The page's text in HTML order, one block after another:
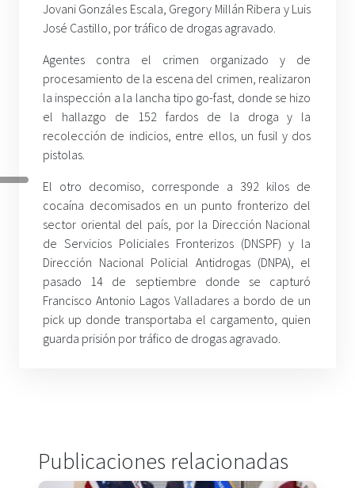
Jovani Gonzáles Escala, Gregory Millán Ribera y Luis
José Castillo, por tráfico de drogas agravado.
Agentes contra el crimen organizado y de
procesamiento de la escena del crimen, realizaron
la inspección a la lancha tipo go-fast, donde se hizo
el hallazgo de 152 fardos de la droga y la
recolección de indicios, entre ellos, un fusil y dos
pistolas.
El otro decomiso, corresponde a 392 kilos de
cocaína decomisados en un punto fronterizo del
sector oriental del país, por la Dirección Nacional
de Servicios Policiales Fronterizos (DNSPF) y la
Dirección Nacional Policial Antidrogas (DNPA), el
pasado 14 de septiembre donde se capturó
Francisco Antonio Lagos Valladares a bordo de un
pick up donde transportaba el cargamento, quien
guarda prisión por tráfico de drogas agravado.
Publicaciones relacionadas